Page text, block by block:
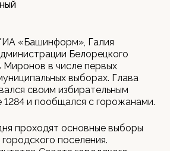
«Башинформ», Галия
Белорецкого
Миронов в числе первых
выборах. Глава
своим избирательным
1284 и пообщался с горожанами.
проходят основные выборы
поселения.